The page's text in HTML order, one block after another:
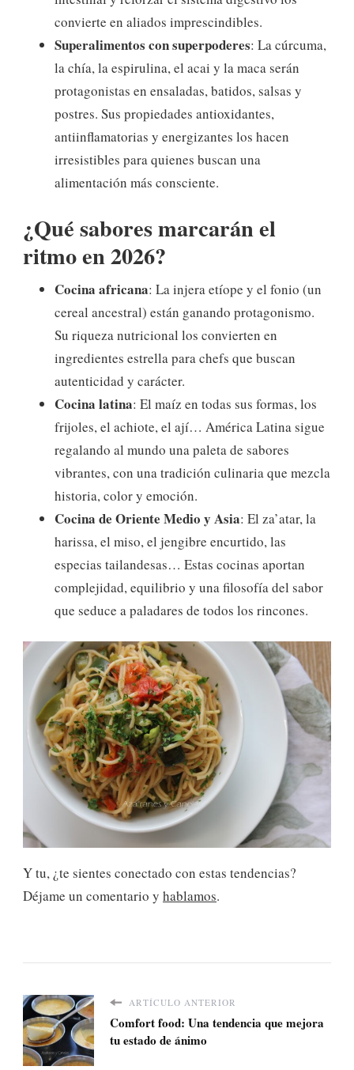
convierte en aliados imprescindibles.
Superalimentos con superpoderes: La cúrcuma,
la chía, la espirulina, el acai y la maca serán
protagonistas en ensaladas, batidos, salsas y
postres. Sus propiedades antioxidantes,
antiinflamatorias y energizantes los hacen
irresistibles para quienes buscan una
alimentación más consciente.
¿Qué sabores marcarán el
ritmo en 2026?
Cocina africana: La injera etíope y el fonio (un
cereal ancestral) están ganando protagonismo.
Su riqueza nutricional los convierten en
ingredientes estrella para chefs que buscan
autenticidad y carácter.
Cocina latina: El maíz en todas sus formas, los
frijoles, el achiote, el ají… América Latina sigue
regalando al mundo una paleta de sabores
vibrantes, con una tradición culinaria que mezcla
historia, color y emoción.
Cocina de Oriente Medio y Asia: El za’atar, la
harissa, el miso, el jengibre encurtido, las
especias tailandesas… Estas cocinas aportan
complejidad, equilibrio y una filosofía del sabor
que seduce a paladares de todos los rincones.
Y tu, ¿te sientes conectado con estas tendencias?
Déjame un comentario y hablamos.
ARTÍCULO ANTERIOR
Comfort food: Una tendencia que mejora
tu estado de ánimo